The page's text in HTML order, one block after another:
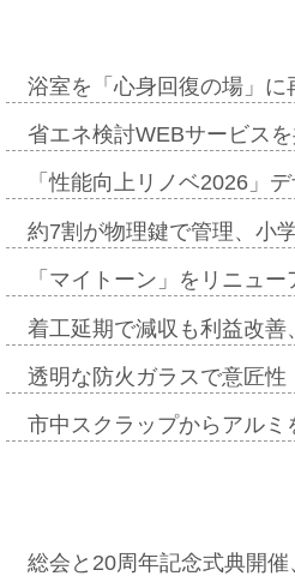
浴室を「心身回復の場」
省エネ検討WEBサービス
「性能向上リノベ2026」
約7割が物理鍵で管理、小
「マイトーン」をリニュ
着工延期で減収も利益改
透明な防火ガラスで意匠
市中スクラップからアル
総会と20周年記念式典開